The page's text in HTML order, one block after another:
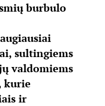
burbulo
sultingiems
valdomiems
kurie
ir